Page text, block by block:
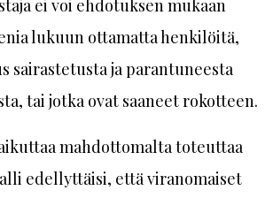
ei voi ehdotuksen mukaan
lukuun ottamatta henkilöitä,
sairastetusta ja parantuneesta
tai jotka ovat saaneet rokotteen.
mahdottomalta toteuttaa
edellyttäisi, että viranomaiset